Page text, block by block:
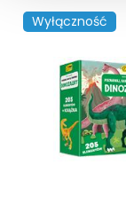
Wyłączność